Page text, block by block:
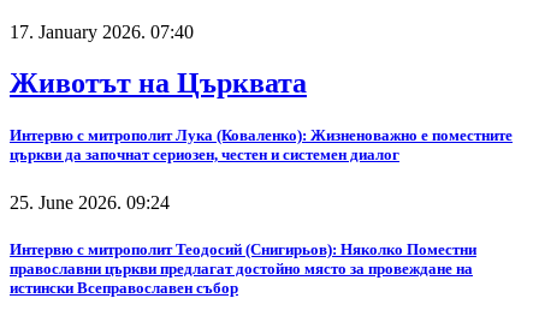
17. January 2026. 07:40
Животът на Църквата
Интервю с митрополит Лука (Коваленко): Жизненоважно е поместните
църкви да започнат сериозен, честен и системен диалог
25. June 2026. 09:24
Интервю с митрополит Теодосий (Снигирьов): Няколко Поместни
православни църкви предлагат достойно място за провеждане на
истински Всеправославен събор